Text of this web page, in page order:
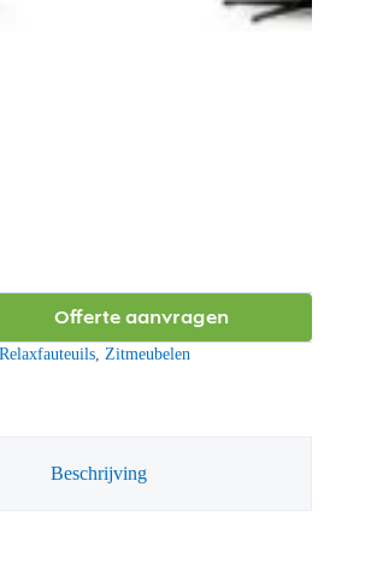
Offerte aanvragen
Relaxfauteuils, Zitmeubelen
Beschrijving